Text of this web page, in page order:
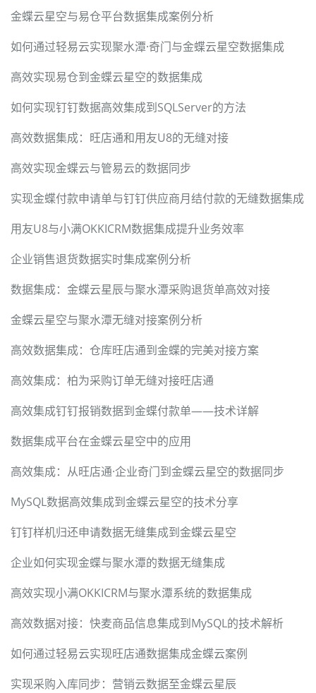
金蝶云星空与易仓平台数据集成案例分析
如何通过轻易云实现聚水潭·奇门与金蝶云星空数据集成
高效实现易仓到金蝶云星空的数据集成
如何实现钉钉数据高效集成到SQLServer的方法
高效数据集成：旺店通和用友U8的无缝对接
高效实现金蝶云与管易云的数据同步
实现金蝶付款申请单与钉钉供应商月结付款的无缝数据集成
用友U8与小满OKKICRM数据集成提升业务效率
企业销售退货数据实时集成案例分析
数据集成：金蝶云星辰与聚水潭采购退货单高效对接
金蝶云星空与聚水潭无缝对接案例分析
高效数据集成：仓库旺店通到金蝶的完美对接方案
高效集成：柏为采购订单无缝对接旺店通
高效集成钉钉报销数据到金蝶付款单——技术详解
数据集成平台在金蝶云星空中的应用
高效集成：从旺店通·企业奇门到金蝶云星空的数据同步
MySQL数据高效集成到金蝶云星空的技术分享
钉钉样机归还申请数据无缝集成到金蝶云星空
企业如何实现金蝶与聚水潭的数据无缝集成
高效实现小满OKKICRM与聚水潭系统的数据集成
高效数据对接：快麦商品信息集成到MySQL的技术解析
如何通过轻易云实现旺店通数据集成金蝶云案例
实现采购入库同步：营销云数据至金蝶云星辰